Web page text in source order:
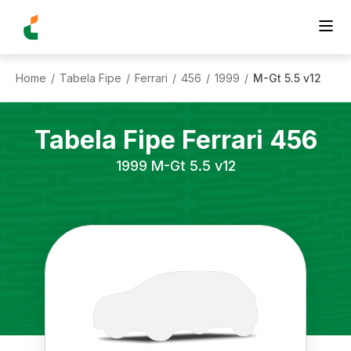
Home / Tabela Fipe / Ferrari / 456 / 1999 / M-Gt 5.5 v12
Tabela Fipe Ferrari 456
1999 M-Gt 5.5 v12